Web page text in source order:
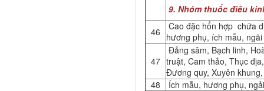
9. Nhóm thuốc điều
46
Cao đặc hổn hợp chứa
hương phụ, ích mẫu,
47
Đảng sâm, Bạch linh,
truật, Cam thảo, Thục
Đương quy, Xuyên
48
Ích mẫu, hương phụ,